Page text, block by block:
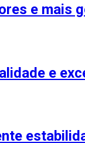
e mais
e